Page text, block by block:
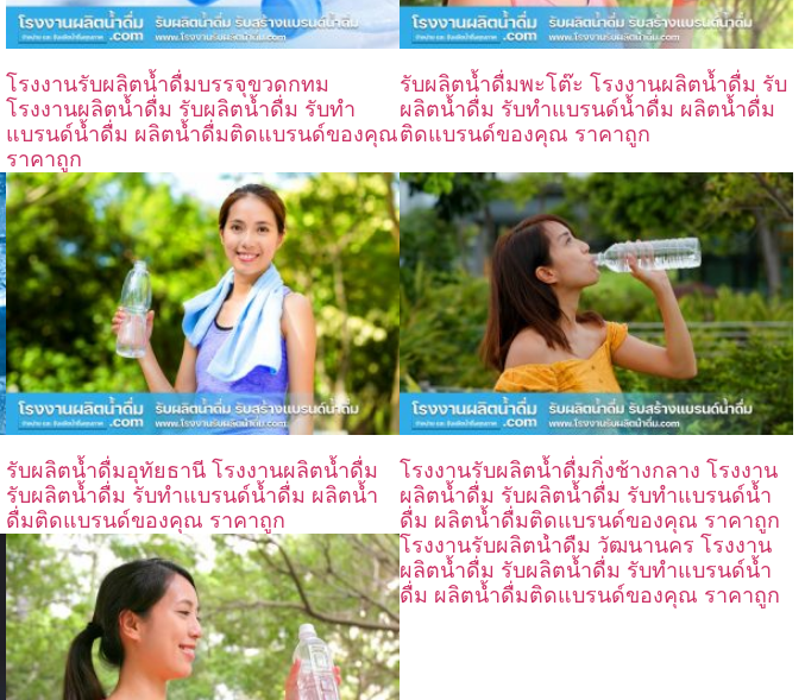
โรงงานรับผลิตน้ำดื่มบรรจุขวดกทม
โรงงานผลิตน้ำดื่ม รับผลิตน้ำดื่ม รับทำ
แบรนด์น้ำดื่ม ผลิตน้ำดื่มติดแบรนด์ของคุณ
ราคาถูก
รับผลิตน้ำดื่มพะโต๊ะ โรงงานผลิตน้ำดื่ม รับ
ผลิตน้ำดื่ม รับทำแบรนด์น้ำดื่ม ผลิตน้ำดื่ม
ติดแบรนด์ของคุณ ราคาถูก
รับผลิตน้ำดื่มอุทัยธานี โรงงานผลิตน้ำดื่ม
รับผลิตน้ำดื่ม รับทำแบรนด์น้ำดื่ม ผลิตน้ำ
ดื่มติดแบรนด์ของคุณ ราคาถูก
โรงงานรับผลิตน้ำดื่มกิ่งช้างกลาง โรงงาน
ผลิตน้ำดื่ม รับผลิตน้ำดื่ม รับทำแบรนด์น้ำ
ดื่ม ผลิตน้ำดื่มติดแบรนด์ของคุณ ราคาถูก
โรงงานรับผลิตน้ำดื่ม วัฒนานคร โรงงาน
ผลิตน้ำดื่ม รับผลิตน้ำดื่ม รับทำแบรนด์น้ำ
ดื่ม ผลิตน้ำดื่มติดแบรนด์ของคุณ ราคาถูก